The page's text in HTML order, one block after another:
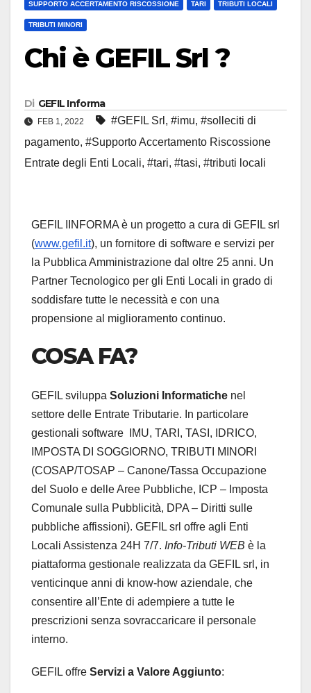
SUPPORTO ACCERTAMENTO RISCOSSIONE TARI TRIBUTI LOCALI
TRIBUTI MINORI
Chi è GEFIL Srl ?
Di GEFIL Informa
FEB 1, 2022 #GEFIL Srl , #imu, #solleciti di
pagamento, #Supporto Accertamento Riscossione
Entrate degli Enti Locali, #tari, #tasi, #tributi locali
GEFIL IINFORMA è un progetto a cura di GEFIL srl
(www.gefil.it), un fornitore di software e servizi per
la Pubblica Amministrazione dal oltre 25 anni. Un
Partner Tecnologico per gli Enti Locali in grado di
soddisfare tutte le necessità e con una
propensione al miglioramento continuo.
COSA FA?
GEFIL sviluppa Soluzioni Informatiche nel
settore delle Entrate Tributarie. In particolare
gestionali software IMU, TARI, TASI, IDRICO,
IMPOSTA DI SOGGIORNO, TRIBUTI MINORI
(COSAP/TOSAP – Canone/Tassa Occupazione
del Suolo e delle Aree Pubbliche, ICP – Imposta
Comunale sulla Pubblicità, DPA – Diritti sulle
pubbliche affissioni). GEFIL srl offre agli Enti
Locali Assistenza 24H 7/7. Info-Tributi WEB è la
piattaforma gestionale realizzata da GEFIL srl, in
venticinque anni di know-how aziendale, che
consentire all’Ente di adempiere a tutte le
prescrizioni senza sovraccaricare il personale
interno.
GEFIL offre Servizi a Valore Aggiunto: